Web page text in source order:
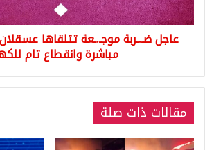
اصـ.ـابات
مباشرة
وانقطاع
عاجل ضـ.ـربة موجـ.ـعة تتلقاها
مباشرة وانقطاع تام
مقالات ذات صلة